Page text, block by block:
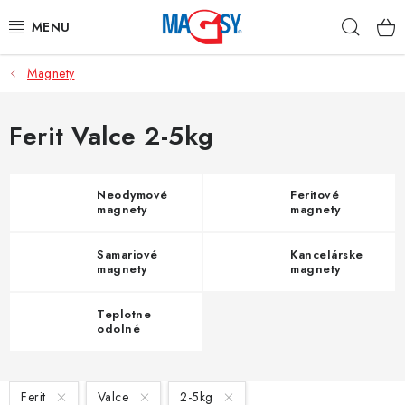
na
HLAVNÉ KATEGÓRIE
MAGNETICKÉ POMÔCKY
OSTATNÉ MAGNETY
NEREZOVÉ MATERIÁLY
Obchodné podmienky
Magnety
Ferit Valce 2-5kg
Neodymové
magnety
Feritové
magnety
Samariové
magnety
Kancelárske
magnety
Teplotne
odolné
VFerit Valce 2-5kg